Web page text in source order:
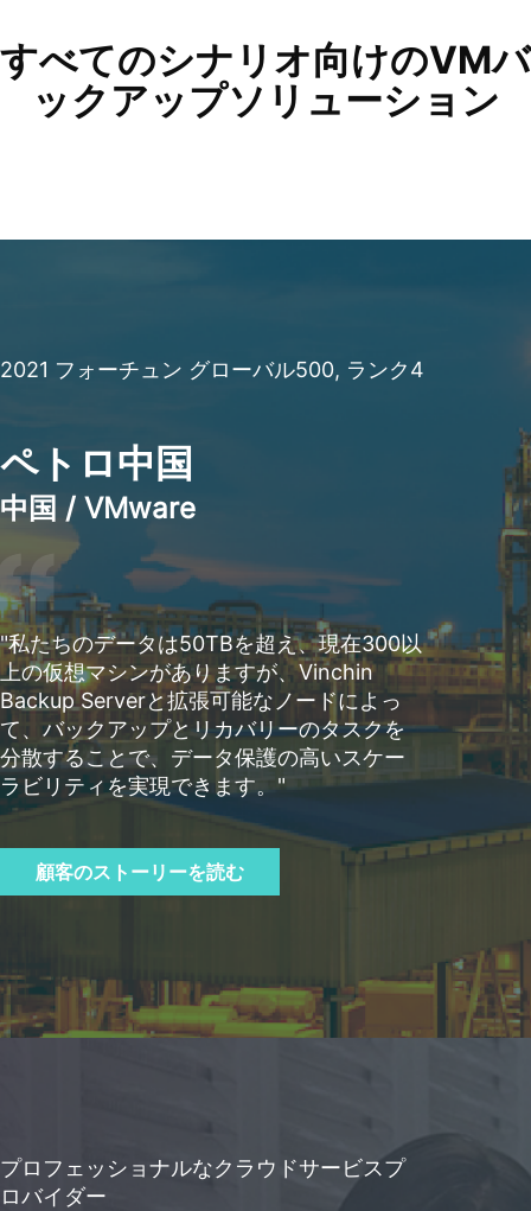
すべてのシナリオ向けのVMバ
ックアップソリューション
2021 フォーチュン グローバル500, ランク4
ペトロ中国
中国 / VMware
"私たちのデータは50TBを超え、現在300以
上の仮想マシンがありますが、Vinchin
Backup Serverと拡張可能なノードによっ
て、バックアップとリカバリーのタスクを
分散することで、データ保護の高いスケー
ラビリティを実現できます。"
顧客のストーリーを読む
プロフェッショナルなクラウドサービスプ
ロバイダー